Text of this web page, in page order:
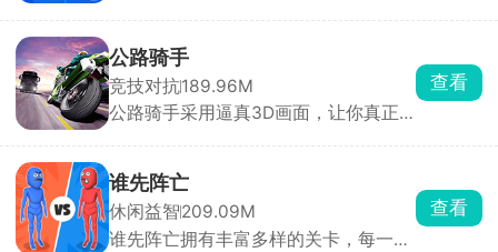
考，你只需要钓起各种各样的小鱼，解
锁图鉴，还能让同种鱼群繁殖后代。超
多鱼缸主题任你挑选，搭配丰富装饰物
打造专属水族箱，画面精致、氛围温馨
公路骑手
竞技对抗189.96M
公路骑手采用逼真3D画面，让你真正
业模式与任务挑战，带来沉浸式驾驶体
验。你将驾驶摩托车在城市与公路上高
速穿行，通过超车、逆向驾驶赚取分数
与现金，车速越快得分越高。赚取的奖
查看
谁先阵亡
休闲益智209.09M
谁先阵亡拥有丰富多样的关卡，每一关
查看